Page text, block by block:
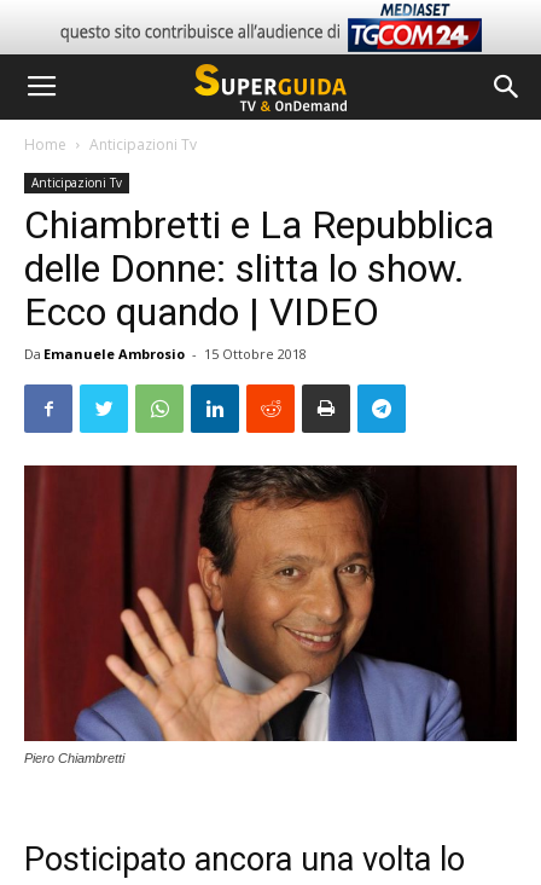
Home Anticipazioni Tv
Anticipazioni Tv
Chiambretti e La Repubblica
delle Donne: slitta lo show.
Ecco quando | VIDEO
Da Emanuele Ambrosio - 15 Ottobre 2018
Piero Chiambretti
Posticipato ancora una volta lo